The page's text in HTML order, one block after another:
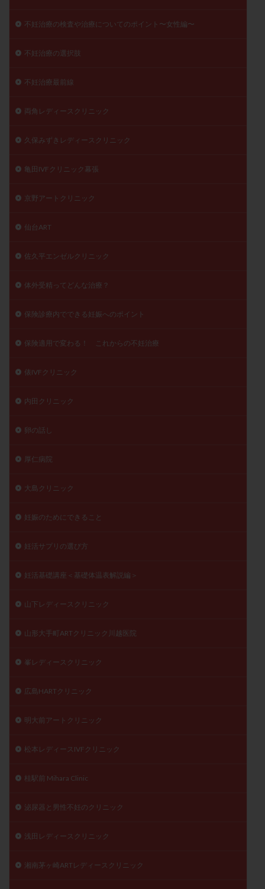
不妊治療の検査や治療についてのポイント〜女性編〜
不妊治療の選択肢
不妊治療最前線
両角レディースクリニック
久保みずきレディースクリニック
亀田IVFクリニック幕張
京野アートクリニック
仙台ART
佐久平エンゼルクリニック
体外受精ってどんな治療？
保険診療内でできる妊娠へのポイント
保険適用で変わる！ これからの不妊治療
俵IVFクリニック
内田クリニック
卵の話し
厚仁病院
大島クリニック
妊娠のためにできること
妊活サプリの選び方
妊活基礎講座＜基礎体温表解説編＞
山下レディースクリニック
山形大手町ARTクリニック川越医院
峯レディースクリニック
広島HARTクリニック
明大前アートクリニック
松本レディースIVFクリニック
桂駅前 Mihara Clinic
泌尿器と男性不妊のクリニック
浅田レディースクリニック
湘南茅ヶ崎ARTレディースクリニック